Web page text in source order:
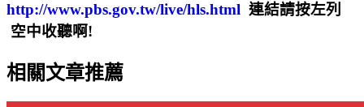
http://www.pbs.gov.tw/live/hls.html 連結請按左列
空中收聽啊!
相關文章推薦